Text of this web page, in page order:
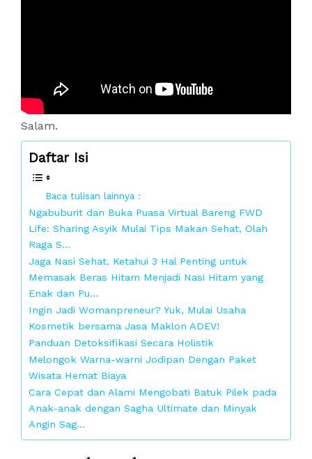
Salam.
Daftar Isi
Baca tulisan lainnya :
Ngabuburit dan Buka Puasa Virtual Bareng FWD
Life: Sharing Asyik Mulai Tips Makan Sehat, Olah
Raga S…
Jaga Nasi Sehat, Ketahui 3 Hal Penting untuk
Memasak Beras Hitam Menjadi Nasi Hitam yang
Enak dan Pu…
Ingin Jadi Womanpreneur? Yuk, Mulai Usaha
Kosmetik bersama Jasa Maklon ADEV!
Panduan Detoksifikasi Secara Holistik
Melongok Warna-warni Jodipan Dengan Paket
Wisata Hemat Biaya
Cara Cepat dan Alami Mengobati Batuk Pilek pada
Anak-anak dengan Sagha Ultimate dan Minyak
Angin Sag…